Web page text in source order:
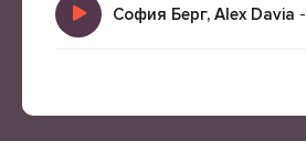
София Берг, Alex Davia -